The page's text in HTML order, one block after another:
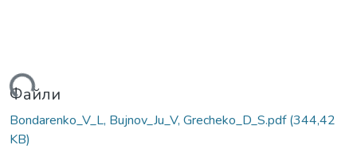
Файли
Bondarenko_V_L, Bujnov_Ju_V, Grecheko_D_S.pdf(344,42
KB)